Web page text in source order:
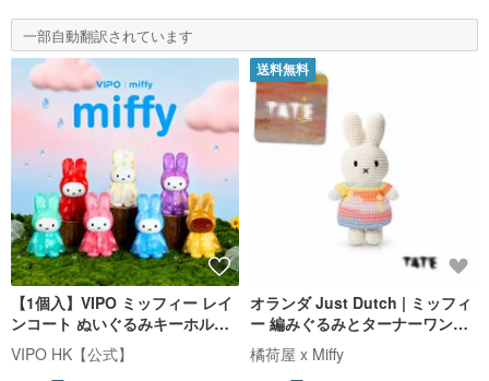
一部自動翻訳されています
【1個入】VIPO ミッフィー レイ
ンコート ぬいぐるみキーホルダ
ー | ブラインドボックス(全7種)
VIPO HK【公式】
送料無料
オランダ Just Dutch | ミッフィ
ー 編みぐるみとターナーワンピ
ース
橘荷屋 x Miffy